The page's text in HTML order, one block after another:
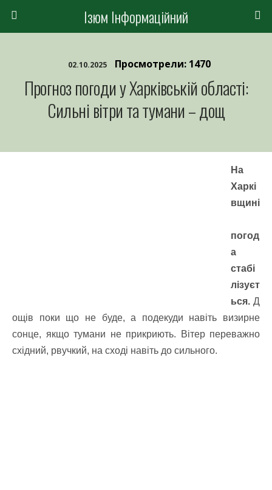
Ізюм Інформаційний
02.10.2025 Просмотрели: 1470
Прогноз погоди у Харківській області:
Сильні вітри та тумани – дощ
На
Харкі
вщині
погод
а
стабі
лізуєт
ься. Д
ощів поки що не буде, а подекуди навіть визирне
сонце, якщо тумани не прикриють. Вітер переважно
східний, рвучкий, на сході навіть до сильного.